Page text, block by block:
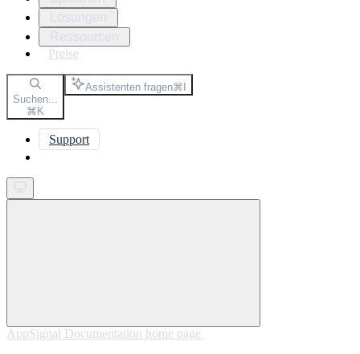
Preise
Suchen...
⌘K
Assistenten fragen⌘I
Support
AppSignal Documentation home page